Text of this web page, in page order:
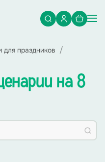
для праздников
на 8